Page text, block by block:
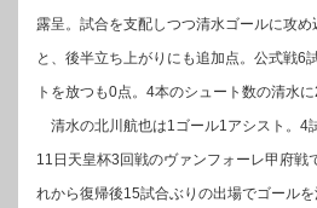
露呈。試合を支配しつつ清水ゴールに攻
と、後半立ち上がりにも追加点。公式戦6
トを放つも0点。4本のシュート数の清水に
清水の北川航也は1ゴール1アシスト。4
11日天皇杯3回戦のヴァンフォーレ甲府戦
れから復帰後15試合ぶりの出場でゴールを